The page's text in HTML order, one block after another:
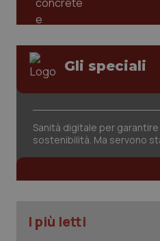
Gli speciali
Sanità digitale per
sostenibilità. Ma servono
I più letti